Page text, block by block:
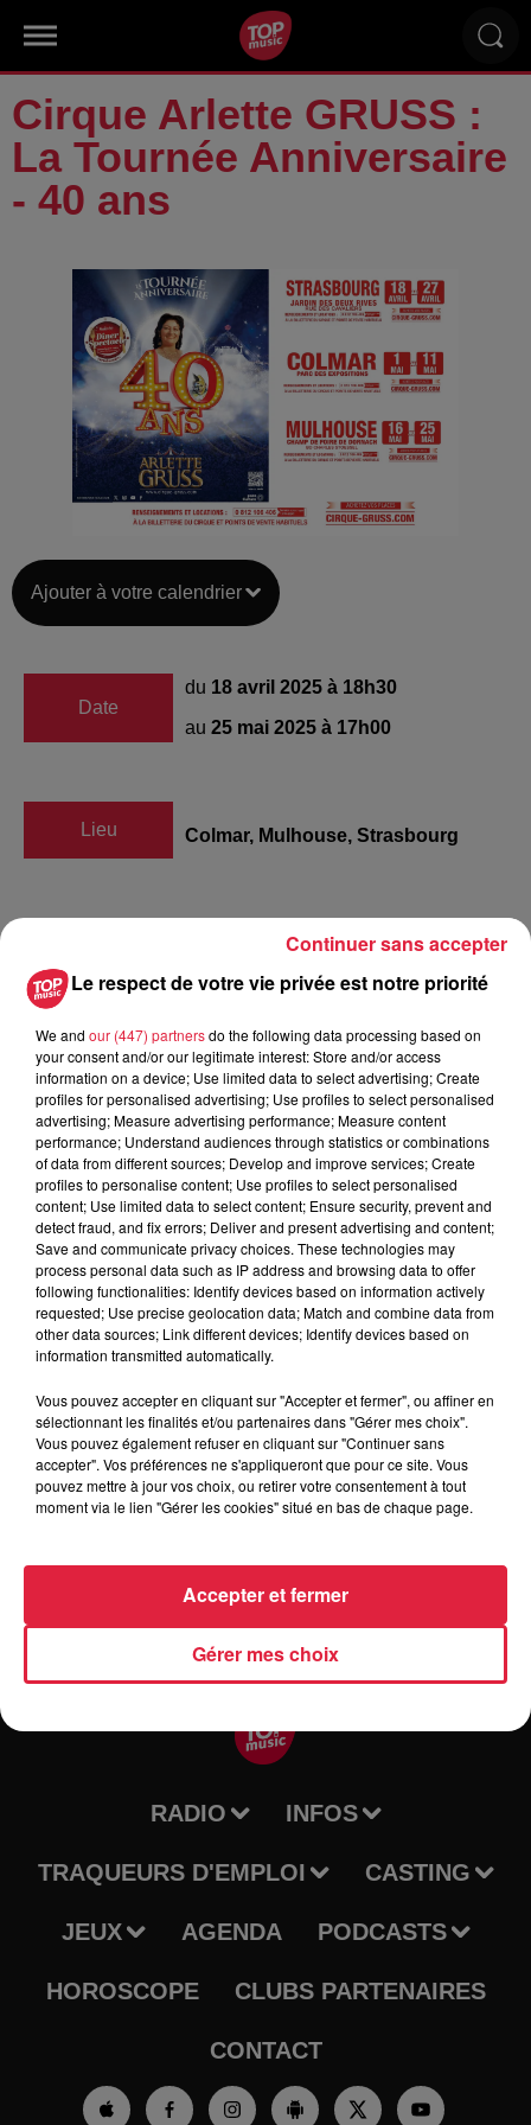
Cirque Arlette GRUSS :
La Tournée Anniversaire
- 40 ans
Ajouter à votre calendrier
Date
du 18 avril 2025 à 18h30
au 25 mai 2025 à 17h00
Lieu Colmar, Mulhouse, Strasbourg
https://www.cirque-gruss.com/spectacle
Tarif Payant
RADIO INFOS
TRAQUEURS D'EMPLOI CASTING
JEUX AGENDA PODCASTS
HOROSCOPE CLUBS PARTENAIRES
CONTACT
Le respect de votre vie privée est notre priorité
We and our (447) partnersdo the following data processing based on
your consent and/or our legitimate interest: Store and/or access
information on a device; Use limited data to select advertising; Create
profiles for personalised advertising; Use profiles to select personalised
advertising; Measure advertising performance; Measure content
performance; Understand audiences through statistics or combinations
of data from different sources; Develop and improve services; Create
profiles to personalise content; Use profiles to select personalised
content; Use limited data to select content; Ensure security, prevent and
detect fraud, and fix errors; Deliver and present advertising and content;
Save and communicate privacy choices. These technologies may
process personal data such as IP address and browsing data to offer
following functionalities: Identify devices based on information actively
requested; Use precise geolocation data; Match and combine data from
other data sources; Link different devices; Identify devices based on
information transmitted automatically.
Vous pouvez accepter en cliquant sur "Accepter et fermer", ou affiner en
sélectionnant les finalités et/ou partenaires dans "Gérer mes choix".
Vous pouvez également refuser en cliquant sur "Continuer sans
accepter". Vos préférences ne s'appliqueront que pour ce site. Vous
pouvez mettre à jour vos choix, ou retirer votre consentement à tout
moment via le lien "Gérer les cookies" situé en bas de chaque page.
Gérer mes choix
Accepter et fermer
Continuer sans accepter